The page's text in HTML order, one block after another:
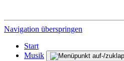
Navigation überspringen
Start
Musik